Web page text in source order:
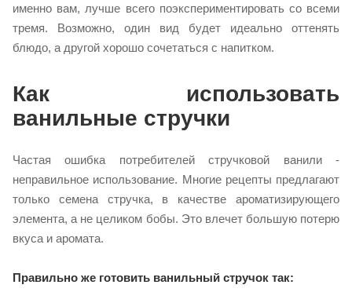
именно вам, лучше всего поэкспериментировать со всеми
тремя. Возможно, один вид будет идеально оттенять
блюдо, а другой хорошо сочетаться с напитком.
Как использовать
ванильные стручки
Частая ошибка потребителей стручковой ванили -
неправильное использование. Многие рецепты предлагают
только семена стручка, в качестве ароматизирующего
элемента, а не целиком бобы. Это влечет большую потерю
вкуса и аромата.
Правильно же готовить ванильный стручок так: